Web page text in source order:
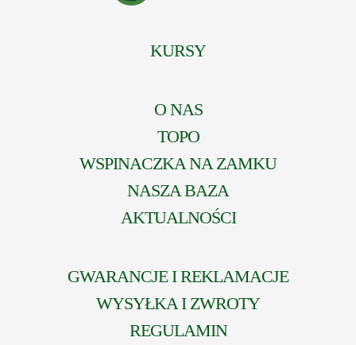
KURSY
O NAS
TOPO
WSPINACZKA NA ZAMKU
NASZA BAZA
AKTUALNOŚCI
GWARANCJE I REKLAMACJE
WYSYŁKA I ZWROTY
REGULAMIN